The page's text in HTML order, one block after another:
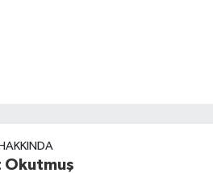
Okutmuş